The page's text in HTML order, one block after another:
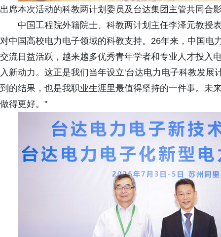
出席本次活动的科教两计划委员及台达集团主管共同合
中国工程院外籍院士、科教两计划主任李泽元教授
对中国高校电力电子领域的科教支持。26年来，中国电
交流日益活跃，越来越多优秀青年学者和专业人才投入
入新动力。这正是我们当年设立'台达电力电子科教发
到的结果，也是我职业生涯里最值得坚持的一件事。未
做得更好。"